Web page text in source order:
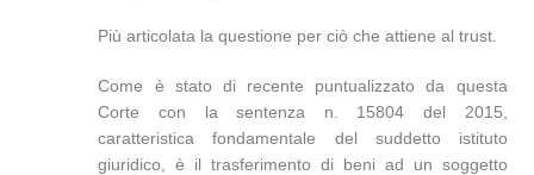
Più articolata la questione per ciò che attiene al trust.
Come è stato di recente puntualizzato da questa
Corte con la sentenza n. 15804 del 2015,
caratteristica fondamentale del suddetto istituto
giuridico, è il trasferimento di beni ad un soggetto